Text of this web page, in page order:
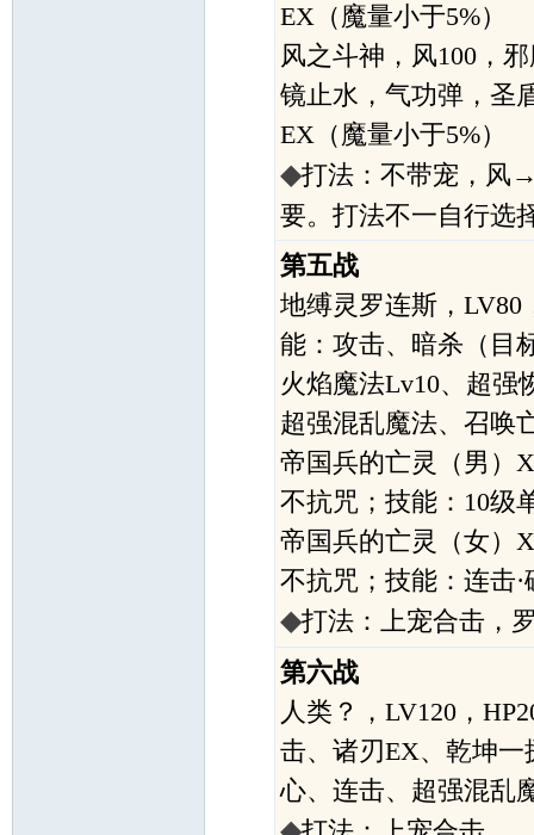
EX（魔量小于5%）
风之斗神，风100，
镜止水，气功弹，圣
EX（魔量小于5%）
◆打法：不带宠，
要。打法不一自行选
第五战
地缚灵罗连斯，LV80
能：攻击、暗杀（目
火焰魔法Lv10、超强
超强混乱魔法、召唤
帝国兵的亡灵（男）
不抗咒；技能：10级
帝国兵的亡灵（女）
不抗咒；技能：连击
◆打法：上宠合击，
第六战
人类？，LV120，
击、诸刃EX、乾坤一
心、连击、超强混乱